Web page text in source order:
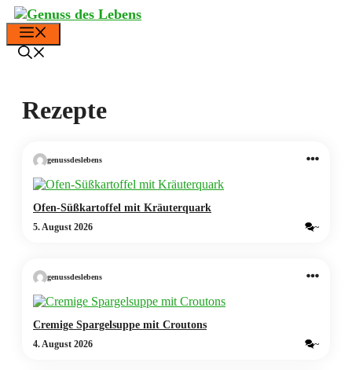
Zum
Inhalt
springen
Rezepte
genussdeslebens
Ofen-Süßkartoffel mit Kräuterquark
5. August 2026 ~
genussdeslebens
Cremige Spargelsuppe mit Croutons
4. August 2026 ~